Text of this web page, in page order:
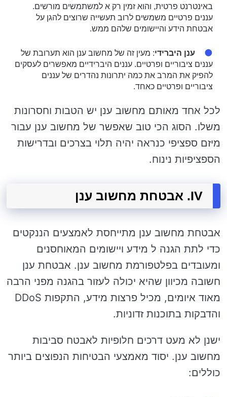
באינטרנט פרטית, והוא זמין רק א למשתמשים מורשים.
עננים פרטיים משמשים לרוב תעשייה שרוצים להגן על
אבטחת הידע והיישומים שלהם ממש.
ענן היברידי: מעין זה של מחשוב ענן הוא תערובת של
עננים ציבוריים ופרטיים. עננים היברידיים מאפשרים לעסקים
להפיק את המרב את כמה יתרונות נהדרים של עננים
ציבוריים ופרטיים כאחד.
לכל אחד מאותם מחשוב ענן יש הטבות וחסרונות
משלו. הסוג הכי טוב שאפשר של מחשוב ענן עבור
מיזם ספציפי כנראה יהיה תלוי בצרכים ובדרישות
הספציפיות נינוח.
IV. אבטחת מחשוב ענן
אבטחת מחשוב ענן מתייחסת לאמצעים הננקטים
כדי לתת הגנה ל מידע ויישומים המאוחסנים
ומעובדים בפלטפורמת מחשוב ענן. אבטחת ענן
חשובה מכיוון שהיא יכולה לעזור בהגנה מפני הרבה
מאוד איומים, מכיל פרצות מידע, התקפות DDoS
והדבקות בתוכנות זדוניות.
ישנן לא מעט דרכים חלופיות לאבטח סביבות
מחשוב ענן. יסוד מאמצעי הבטיחות הנפוצים ביותר
כוללים: